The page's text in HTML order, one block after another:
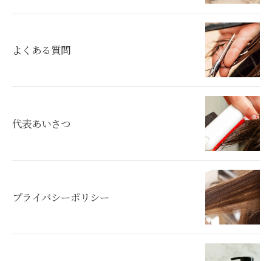
よくある質問
代表あいさつ
プライバシーポリシー